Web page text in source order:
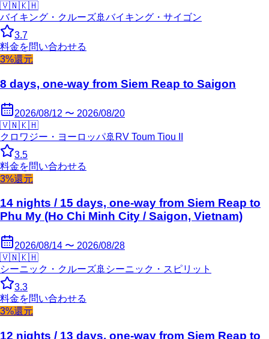
🇻🇳🇰🇭
バイキング・クルーズ🚢 バイキング・サイゴン
3.7
料金を問い合わせる
3%還元
8 days, one-way from Siem Reap to Saigon
2026/08/12 〜 2026/08/20
🇻🇳🇰🇭
クロワジー・ヨーロッパ🚢 RV Toum Tiou II
3.5
料金を問い合わせる
3%還元
14 nights / 15 days, one-way from Siem Reap to
Phu My (Ho Chi Minh City / Saigon, Vietnam)
2026/08/14 〜 2026/08/28
🇻🇳🇰🇭
シーニック・クルーズ🚢 シーニック・スピリット
3.3
料金を問い合わせる
3%還元
12 nights / 13 days, one-way from Siem Reap to